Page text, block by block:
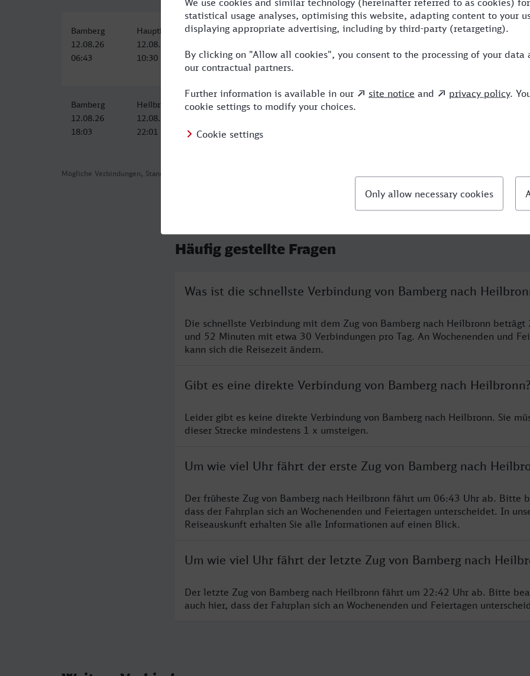
Mögliche Verbindungen, Stand: 2026-07-29 12:13
Bamberg
12.08.26
06:43
Hauptbahnhof/Busbahnhof, Heilbronn
12.08.26
10:30
3:47 3 BUS,ARV,ICE
Bamberg
12.08.26
18:03
Heilbronn Hbf
12.08.26
22:01
Häufig gestellte Fragen
Was ist die schnellste Verbindung von Bamberg nach
Die schnellste Verbindung mit dem Zug von Bamberg nach Heilbronn beträgt
und 52 Minuten mit etwa 30 Verbindungen pro Tag. An Wochenenden und
kann sich die Reisezeit ändern.
Gibt es eine direkte Verbindung von Bamberg nach Heilbronn?
Leider gibt es keine direkte Verbindung von Bamberg nach Heilbronn. Sie
dieser Strecke mindestens 1 x umsteigen.
Um wie viel Uhr fährt der erste Zug von Bamberg nach
Der früheste Zug von Bamberg nach Heilbronn fährt um 06:43 Uhr ab. Bitte
dass der Fahrplan sich an Wochenenden und Feiertagen unterscheidet. In
Reiseauskunft erhalten Sie alle Informationen auf einen Blick.
Um wie viel Uhr fährt der letzte Zug von Bamberg nach
Der letzte Zug von Bamberg nach Heilbronn fährt um 22:42 Uhr ab. Bitte
auch hier, dass der Fahrplan sich an Wochenenden und Feiertagen